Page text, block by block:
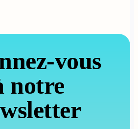
vous
notre